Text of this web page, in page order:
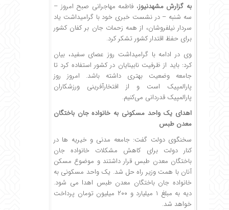
به گزارشمشهدنیوز، فاطمه مهاجرانی صبح امروز –
سه شنبه – در نشست خبری خود با گرامیداشت یاد
سردار نیلفروشان، از همه زحمات جان بر کفان کشور
برای حفظ اقتدار کشور تشکر کرد.
وی در ادامه با گرامیداشت روز عصای سفید، بیان
کرد: باید از ظرفیت نابینایان در کشور استفاده کرد تا
جامعه وضعیت بهتری داشته باشد. امروز روز
پارالمپیک است و از افتخارآفرینی ورزشکاران
پارالمپیک قدردانی می‌کنیم.
اهدای یک واحد مسکونی به خانواده جان باختگان
معدن طبس
سخنگوی دولت گفت: جامعه مدنی و خیریه ها در
کنار دولت برای کاهش مشکلات خانواده جان
باختگان معدن طبس قرار داشتند و موضوع مسکن
آنان با همت وزیر راه حل شد. یک واحد مسکونی به
خانواده جان باختگان معدن طبس اهدا می شود.
دیه به مبلغ ۱ میلیارد و ۲۰۰ میلیون تومان پرداخت
خواهد شد.